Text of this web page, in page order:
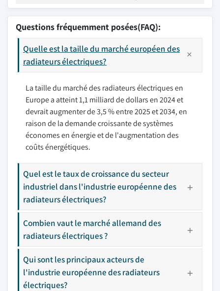
Questions fréquemment posées(FAQ):
Quelle est la taille du marché européen des
radiateurs électriques?
La taille du marché des radiateurs électriques en
Europe a atteint 1,1 milliard de dollars en 2024 et
devrait augmenter de 3,5 % entre 2025 et 2034, en
raison de la demande croissante de systèmes
économes en énergie et de l'augmentation des
coûts énergétiques.
Quel est le taux de croissance du secteur
industriel dans l'industrie européenne des
radiateurs électriques?
Combien vaut le marché allemand des
radiateurs électriques ?
Qui sont les principaux acteurs de
l'industrie européenne des radiateurs
électriques?